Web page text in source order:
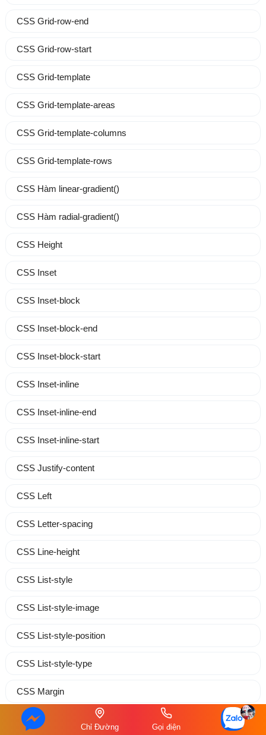
CSS Grid-row-end
CSS Grid-row-start
CSS Grid-template
CSS Grid-template-areas
CSS Grid-template-columns
CSS Grid-template-rows
CSS Hàm linear-gradient()
CSS Hàm radial-gradient()
CSS Height
CSS Inset
CSS Inset-block
CSS Inset-block-end
CSS Inset-block-start
CSS Inset-inline
CSS Inset-inline-end
CSS Inset-inline-start
CSS Justify-content
CSS Left
CSS Letter-spacing
CSS Line-height
CSS List-style
CSS List-style-image
CSS List-style-position
CSS List-style-type
CSS Margin
CSS Margin-block
Chỉ Đường Gọi điện